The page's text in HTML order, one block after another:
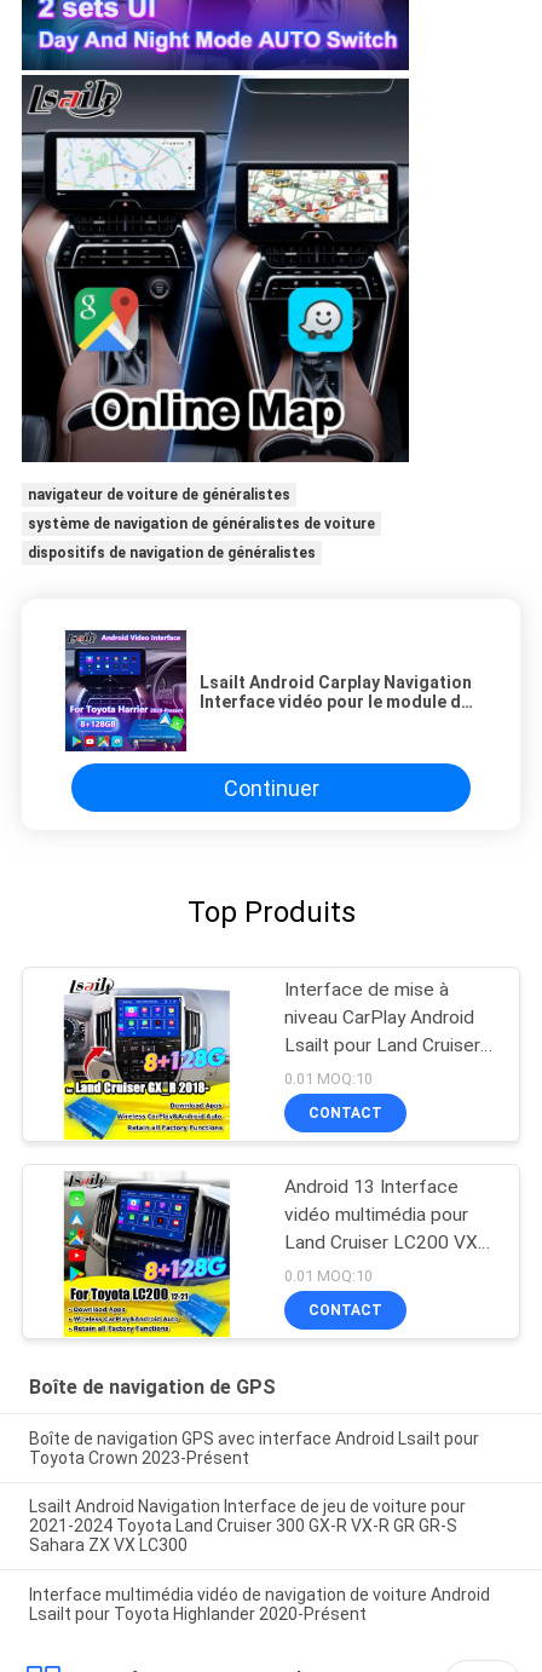
navigateur de voiture de généralistes
système de navigation de généralistes de voiture
dispositifs de navigation de généralistes
Lsailt Android Carplay Navigation
Interface vidéo pour le module de
Continuer
Top Produits
Interface de mise à
niveau CarPlay Android
Lsailt pour Land Cruiser
GX_R GXR 2020-2021
Boîte de navigation GPS,
Module Android Auto
0.01 MOQ:10
CONTACT
Android 13 Interface
vidéo multimédia pour
Land Cruiser LC200 VXR
VX GXL Sahara V8 2013-
2021 Mise à niveau de
l'écran OEM avec CarPlay
0.01 MOQ:10
CONTACT
Boîte de navigation de GPS
Boîte de navigation GPS avec interface Android Lsailt pour
Toyota Crown 2023-Présent
Lsailt Android Navigation Interface de jeu de voiture pour
2021-2024 Toyota Land Cruiser 300 GX-R VX-R GR GR-S
Sahara ZX VX LC300
Interface multimédia vidéo de navigation de voiture Android
Lsailt pour Toyota Highlander 2020-Présent